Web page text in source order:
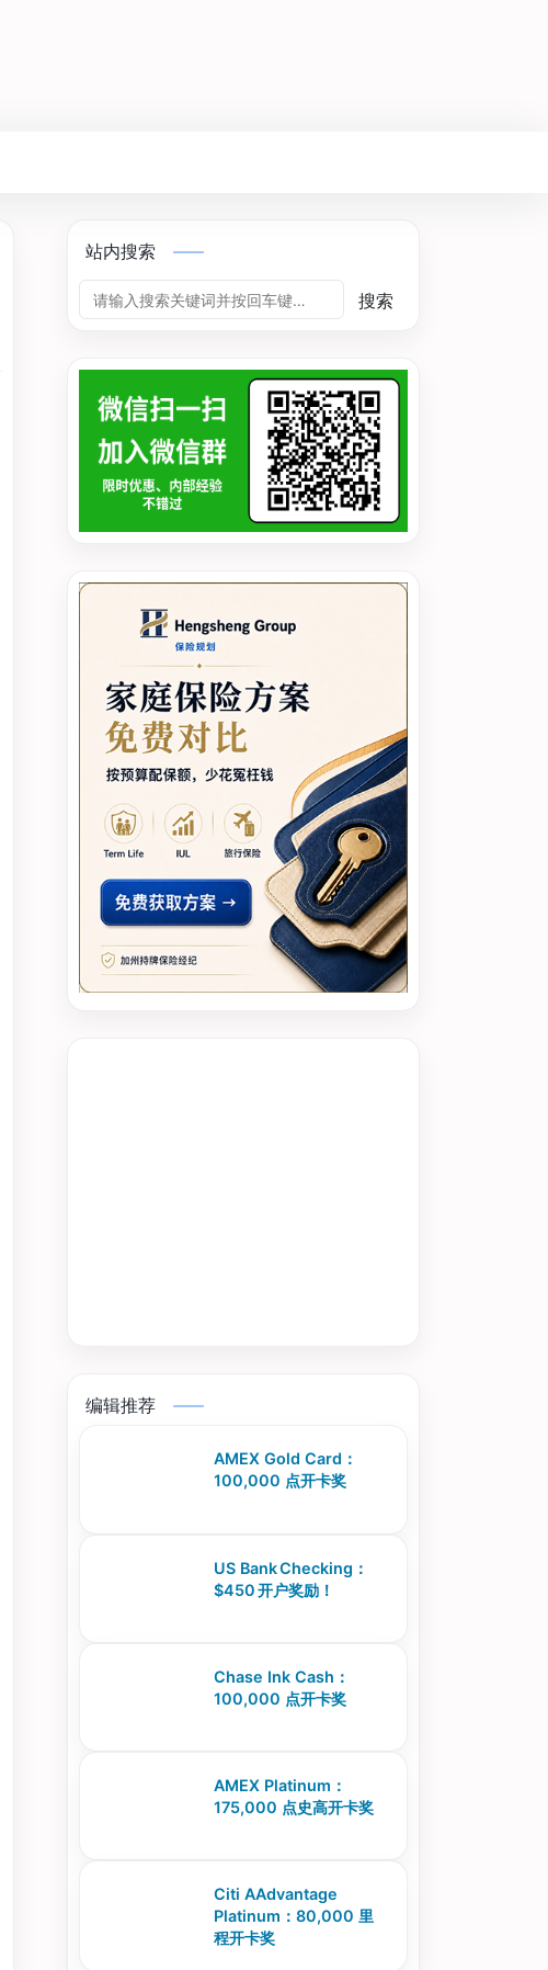
站内搜索
搜索
编辑推荐
AMEX Gold Card：
100,000 点开卡奖
US Bank Checking：
$450 开户奖励！
Chase Ink Cash：
100,000 点开卡奖
AMEX Platinum：
175,000 点史高开卡奖
Citi AAdvantage
Platinum：80,000 里
程开卡奖